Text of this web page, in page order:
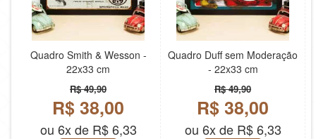
Quadro Smith & Wesson -
22x33 cm
R$ 49,90
R$ 38,00
ou 6x de R$ 6,33
Quadro Duff sem Moderação
- 22x33 cm
R$ 49,90
R$ 38,00
ou 6x de R$ 6,33